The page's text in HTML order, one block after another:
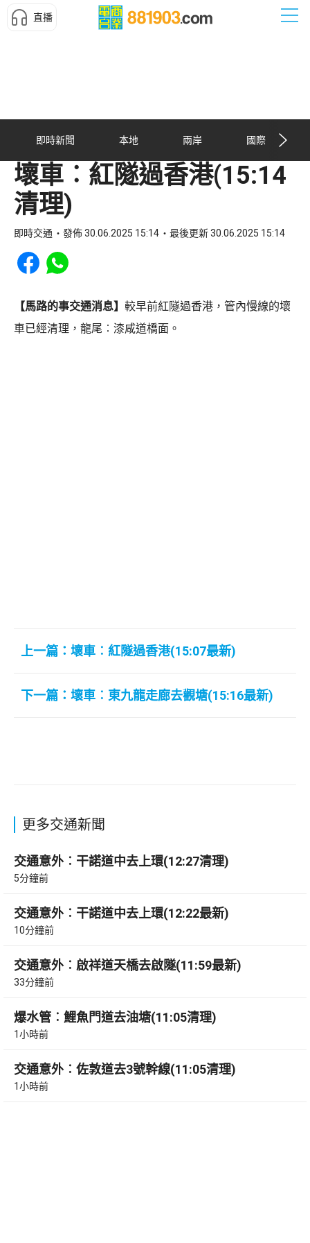
直播
即時新聞 本地 兩岸 國際
壞車︰紅隧過香港(15:14
清理)
即時交通 發佈 30.06.2025 15:14 最後更新 30.06.2025 15:14
Share to Facebook
Share to WhatsApp
【馬路的事交通消息】 較早前紅隧過香港，管內慢線的壞
車已經清理，龍尾︰漆咸道橋面。
上一篇：壞車︰紅隧過香港(15:07最新)
下一篇：壞車︰東九龍走廊去觀塘(15:16最新)
更多交通新聞
交通意外︰干諾道中去上環(12:27清理)
5分鐘前
交通意外︰干諾道中去上環(12:22最新)
10分鐘前
交通意外︰啟祥道天橋去啟隧(11:59最新)
33分鐘前
爆水管︰鯉魚門道去油塘(11:05清理)
1小時前
交通意外︰佐敦道去3號幹線(11:05清理)
1小時前